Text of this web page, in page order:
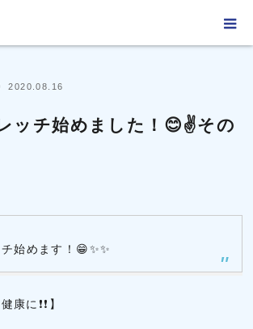
出張ストレッチ始めました！😊✌その③
2020.08.16
ッチ始めました！😊✌その
始めます！😁✨✨
に❗❗】